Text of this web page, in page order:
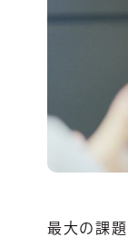
最大の課